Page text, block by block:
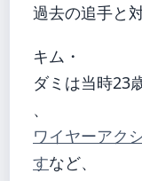
過去の追手と
キム・
ダミは当時23
、
ワイヤーアク
すなど、